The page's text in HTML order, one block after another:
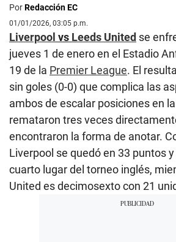
PorRedacción EC
01/01/2026, 03:05 p.m.
Liverpool vs Leeds United se
jueves 1 de enero en el Estadio
19 de la Premier League. El
sin goles (0-0) que complica las
ambos de escalar posiciones en la
remataron tres veces
encontraron la forma de anotar.
Liverpool se quedó en 33 puntos
cuarto lugar del torneo inglés,
United es decimosexto con 21